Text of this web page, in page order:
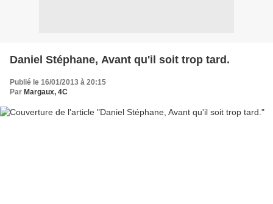
Daniel Stéphane, Avant qu'il soit trop tard.
Publié le 16/01/2013 à 20:15
Par Margaux, 4C